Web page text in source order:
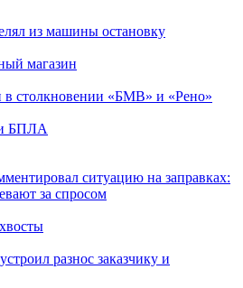
из машины остановку
магазин
в столкновении «БМВ» и «Рено»
БПЛА
ситуацию на заправках:
за спросом
разнос заказчику и